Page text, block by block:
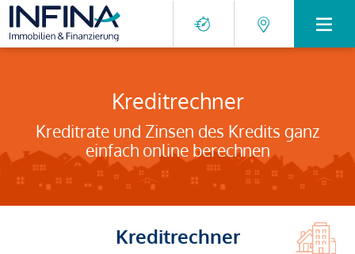
Kreditrechner
Kreditrate und Zinsen des Kredits ganz
einfach online berechnen
Kreditrechner